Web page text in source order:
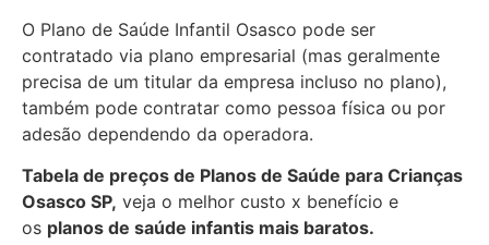
O Plano de Saúde Infantil Osasco pode ser
contratado via plano empresarial (mas geralmente
precisa de um titular da empresa incluso no plano),
também pode contratar como pessoa física ou por
adesão dependendo da operadora.
Tabela de preços de Planos de Saúde para Crianças
Osasco SP, veja o melhor custo x benefício e
os planos de saúde infantis mais baratos.